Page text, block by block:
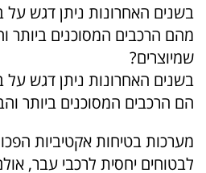
בשנים האחרונות ניתן דגש על
מהם הרכבים המסוכנים ביותר
שמיוצרים?
בשנים האחרונות ניתן דגש על
הם הרכבים המסוכנים ביותר
מערכות בטיחות אקטיביות
לבטוחים יחסית לרכבי עבר,